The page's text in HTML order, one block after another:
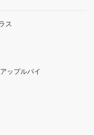
ス
ップルパイ